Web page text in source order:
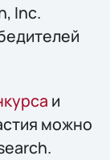
Inc.
и
можно